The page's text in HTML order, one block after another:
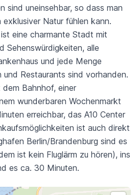
sind uneinsehbar, so dass man
Natur fühlen kann.
eine charmante Stadt mit
Sehenswürdigkeiten, alle
und jede Menge
und Restaurants sind vorhanden.
Bahnhof, einer
wunderbaren Wochenmarkt
erreichbar, das A10 Center
ist auch direkt
Berlin/Brandenburg sind es
ist kein Fluglärm zu hören), ins
es ca. 30 Minuten.